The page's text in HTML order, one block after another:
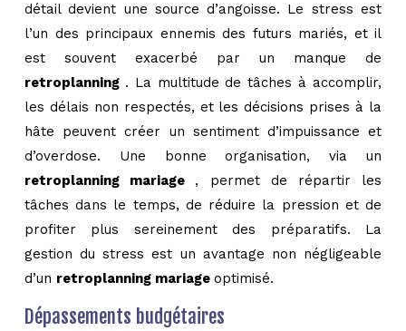
détail devient une source d’angoisse. Le stress est
l’un des principaux ennemis des futurs mariés, et il
est souvent exacerbé par un manque de
retroplanning . La multitude de tâches à accomplir,
les délais non respectés, et les décisions prises à la
hâte peuvent créer un sentiment d’impuissance et
d’overdose. Une bonne organisation, via un
retroplanning mariage , permet de répartir les
tâches dans le temps, de réduire la pression et de
profiter plus sereinement des préparatifs. La
gestion du stress est un avantage non négligeable
d’un retroplanning mariage optimisé.
Dépassements budgétaires